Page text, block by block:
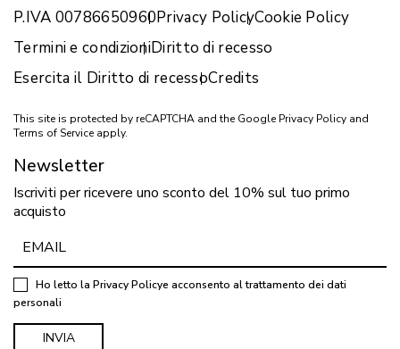
P.IVA 00786650960Privacy PolicyCookie Policy
Termini e condizioniDiritto di recesso
Esercita il Diritto di recessoCredits
This site is protected by reCAPTCHA and the Google Privacy Policy and
Terms of Service apply.
Newsletter
Iscriviti per ricevere uno sconto del 10% sul tuo primo
acquisto
Ho letto la Privacy Policye acconsento al trattamento dei dati
personali